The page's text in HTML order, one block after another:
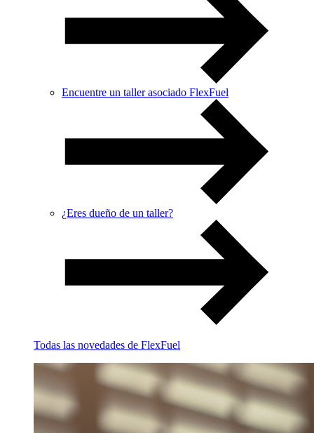
Encuentre un taller asociado FlexFuel
¿Eres dueño de un taller?
Todas las novedades de FlexFuel